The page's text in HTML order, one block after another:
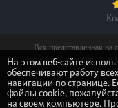
Вся представленная
продуктов, наличия на
характер и ни при
определяемой
На этом веб-сайте
обеспечивают работу
навигации по странице.
файлы cookie,
на своем компьютере.